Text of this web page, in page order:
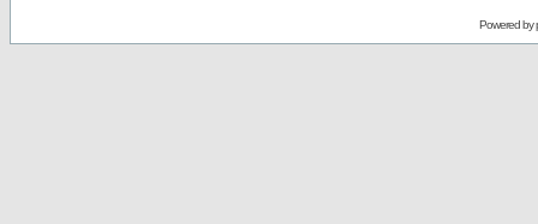
Powered by